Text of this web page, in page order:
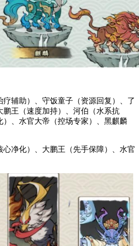
疗辅助）、守饭童子（资源回复）、了
鹏王（速度加持）、河伯（水系抗
）、水官大帝（控场专家）、黑麒麟
心净化）、大鹏王（先手保障）、水官